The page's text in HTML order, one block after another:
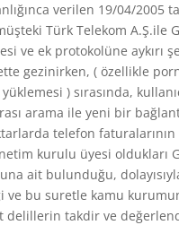
verilen 19/04/2005
Türk Telekom A.Ş.ile
ve ek protokolüne aykırı
gezinirken, ( özellikle
) sırasında,
arama ile yeni bir
telefon
kurulu üyesi oldukları
ait bulunduğu,
bu suretle kamu
delillerin takdir ve